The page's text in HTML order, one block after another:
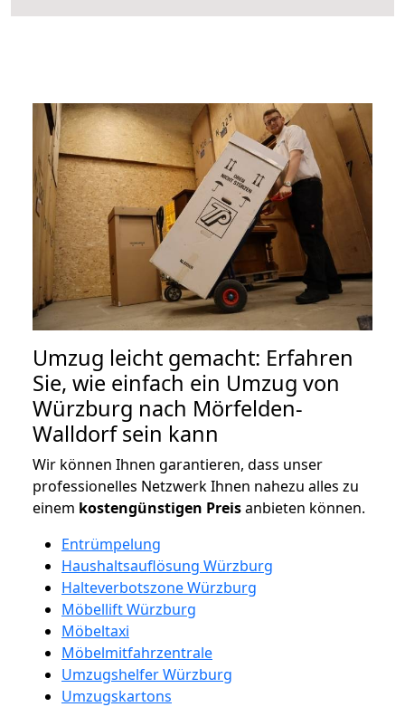
Umzug leicht gemacht: Erfahren
Sie, wie einfach ein Umzug von
Würzburg nach Mörfelden-
Walldorf sein kann
Wir können Ihnen garantieren, dass unser
professionelles Netzwerk Ihnen nahezu alles zu
einem kostengünstigen Preisanbieten können.
Entrümpelung
Haushaltsauflösung Würzburg
Halteverbotszone Würzburg
Möbellift Würzburg
Möbeltaxi
Möbelmitfahrzentrale
Umzugshelfer Würzburg
Umzugskartons